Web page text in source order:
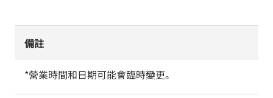
備註
*營業時間和日期可能會臨時變更。